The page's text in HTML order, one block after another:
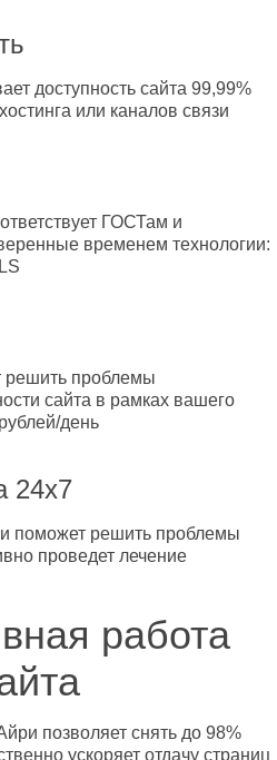
доступность сайта 99,99%
или каналов связи
ГОСТам и
временем технологии:
решить проблемы
сайта в рамках вашего
день
24x7
поможет решить проблемы
проведет лечение
работа
позволяет снять до 98%
ускоряет отдачу страниц